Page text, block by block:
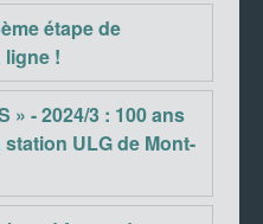
étape de
ligne !
» - 2024/3 : 100 ans
ULG de Mont-